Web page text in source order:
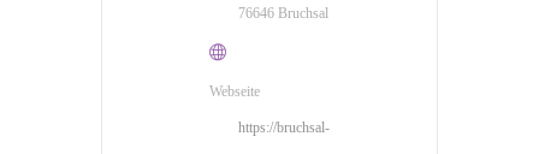
76646 Bruchsal
Webseite
https://bruchsal-